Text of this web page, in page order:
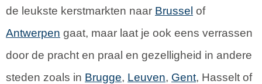
de leukste kerstmarkten naar Brussel of
Antwerpen gaat, maar laat je ook eens verrassen
door de pracht en praal en gezelligheid in andere
steden zoals in Brugge, Leuven, Gent, Hasselt of